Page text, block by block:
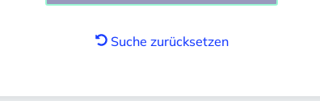
Suche zurücksetzen